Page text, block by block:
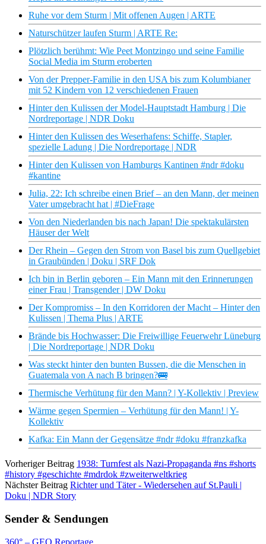
Ruhe vor dem Sturm | Mit offenen Augen | ARTE
Naturschützer laufen Sturm | ARTE Re:
Plötzlich berühmt: Wie Peet Montzingo und seine Familie
Social Media im Sturm eroberten
Von der Prepper-Familie in den USA bis zum Kolumbianer
mit 52 Kindern von 12 verschiedenen Frauen
Hinter den Kulissen der Model-Hauptstadt Hamburg | Die
Nordreportage | NDR Doku
Hinter den Kulissen des Weserhafens: Schiffe, Stapler,
spezielle Ladung | Die Nordreportage | NDR
Hinter den Kulissen von Hamburgs Kantinen #ndr #doku
#kantine
Julia, 22: Ich schreibe einen Brief – an den Mann, der meinen
Vater umgebracht hat | #DieFrage
Von den Niederlanden bis nach Japan! Die spektakulärsten
Häuser der Welt
Der Rhein – Gegen den Strom von Basel bis zum Quellgebiet
in Graubünden | Doku | SRF Dok
Ich bin in Berlin geboren – Ein Mann mit den Erinnerungen
einer Frau | Transgender | DW Doku
Der Kompromiss – In den Korridoren der Macht – Hinter den
Kulissen | Thema Plus | ARTE
Brände bis Hochwasser: Die Freiwillige Feuerwehr Lüneburg
| Die Nordreportage | NDR Doku
Was steckt hinter den bunten Bussen, die die Menschen in
Guatemala von A nach B bringen?🚌
Thermische Verhütung für den Mann? | Y-Kollektiv | Preview
Wärme gegen Spermien – Verhütung für den Mann! | Y-
Kollektiv
Kafka: Ein Mann der Gegensätze #ndr #doku #franzkafka
Vorheriger Beitrag 1938: Turnfest als Nazi-Propaganda #ns #shorts
#history #geschichte #mdrdok #zweiterweltkrieg
Nächster Beitrag Richter und Täter - Wiedersehen auf St.Pauli |
Doku | NDR Story
Sender & Sendungen
360° – GEO Reportage